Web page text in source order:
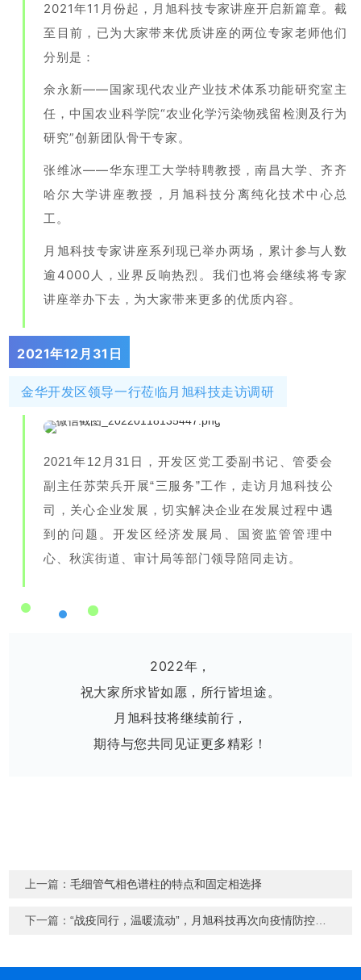
2021年11月份起，月旭科技专家讲座开启新篇章。截
至目前，已为大家带来优质讲座的两位专家老师他们
分别是：
佘永新——国家现代农业产业技术体系功能研究室主
任，中国农业科学院“农业化学污染物残留检测及行为
研究”创新团队骨干专家。
张维冰——华东理工大学特聘教授，南昌大学、齐齐
哈尔大学讲座教授，月旭科技分离纯化技术中心总
工。
月旭科技专家讲座系列现已举办两场，累计参与人数
逾4000人，业界反响热烈。我们也将会继续将专家
讲座举办下去，为大家带来更多的优质内容。
2021年12月31日
金华开发区领导一行莅临月旭科技走访调研
2021年12月31日，开发区党工委副书‍记
、管委会
副主任苏荣兵开展“三服务”工作，走访月旭科技公
司，关心企业发展，切实解决企业在发展过程中遇
到的问题。开发区经济发展局、国资监管管理中
心、秋滨街道、审计局等部门领导陪同走访。
2022年，
祝大家所求皆如愿，所行皆坦途。
月旭科技将继续前行，
期待与您共同见证更多精彩！
上一篇：毛细管气相色谱柱的特点和固定相选择
下一篇：“战疫同行，温暖流动”，月旭科技再次向疫情防控单位捐赠抗疫物资